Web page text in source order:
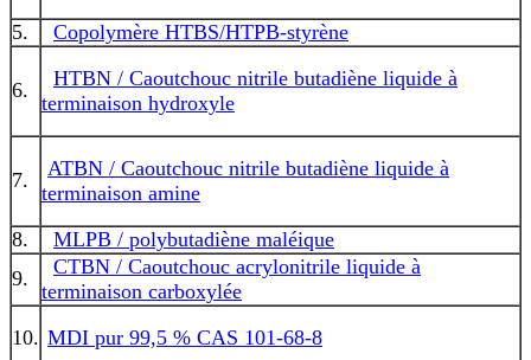
5.
Copolymère HTBS/HTPB-styrène
6.
HTBN / Caoutchouc nitrile butadiène liquide à
terminaison hydroxyle
7.
ATBN / Caoutchouc nitrile butadiène liquide à
terminaison amine
8.
MLPB / polybutadiène maléique
9.
CTBN / Caoutchouc acrylonitrile liquide à
terminaison carboxylée
10. MDI pur 99,5 % CAS 101-68-8